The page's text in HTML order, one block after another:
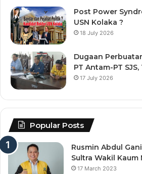
Post Power
USN Kolaka ?
18 July 2026
Dugaan
PT Antam-PT
17 July 2026
Popular Posts
Rusmin Abdul
Sultra Wakil Kaum
17 March 2023